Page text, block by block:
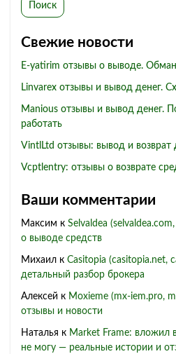
Поиск
Свежие новости
E-yatirim отзывы о выводе.
Linvarex отзывы и вывод денег.
Manious отзывы и вывод денег.
работать
VintlLtd отзывы: вывод и возврат
Vcptlentry: отзывы о возврате
Ваши комментарии
Максим к Selvaldea
о выводе средств
Михаил к Casitopia (casitopia.net,
детальный разбор брокера
Алексей к Moxieme (mx-iem.pro,
отзывы и новости
Наталья к Market Frame: вложил
не могу — реальные истории и